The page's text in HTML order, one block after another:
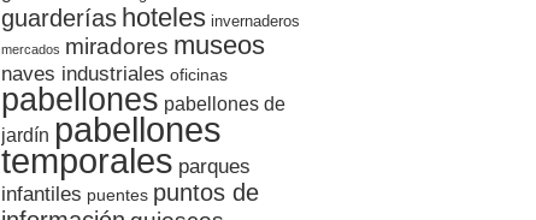
guarderías hoteles invernaderos
mercados miradores museos
naves industriales oficinas
pabellones pabellones de
jardín pabellones
temporales parques
infantiles puentes puntos de